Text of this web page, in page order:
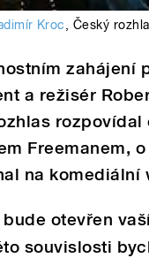
Kroc, Český
zahájení
a režisér
Freemanem,
na komediální
otevřen
souvislosti